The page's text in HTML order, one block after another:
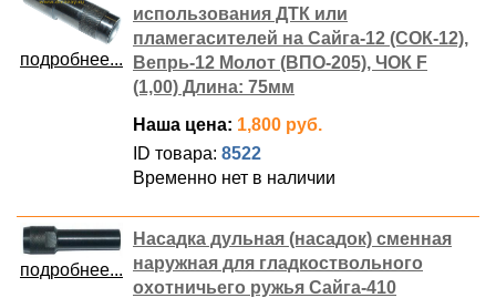
подробнее...
использования ДТК или
пламегасителей на Сайга-12 (СОК-12),
Вепрь-12 Молот (ВПО-205), ЧОК F
(1,00) Длина: 75мм
Наша цена: 1,800 руб.
ID товара: 8522
Временно нет в наличии
подробнее...
Насадка дульная (насадок) сменная
наружная для гладкоствольного
охотничьего ружья Сайга-410